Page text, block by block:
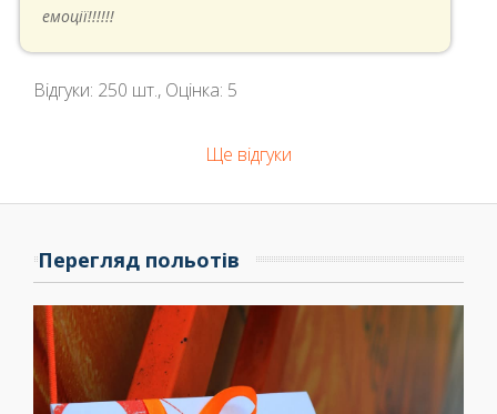
емоції!!!!!!
Відгуки: 250 шт., Оцінка: 5
Ще відгуки
Перегляд польотів